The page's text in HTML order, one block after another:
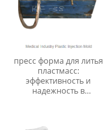
пресс форма для литья
пластмасс:
эффективность и
надежность в